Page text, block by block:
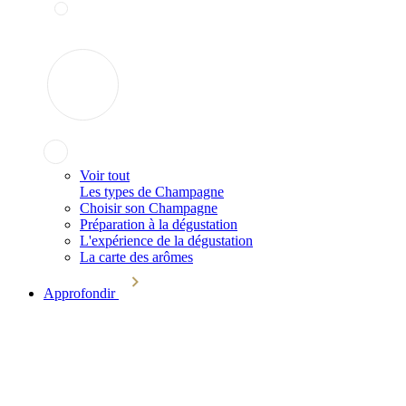
Voir tout
Les types de Champagne
Choisir son Champagne
Préparation à la dégustation
L'expérience de la dégustation
La carte des arômes
Approfondir